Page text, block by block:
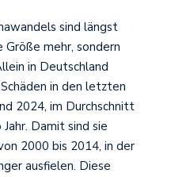
sind längst
mehr, sondern
in Deutschland
in den letzten
2024, im Durchschnitt
Damit sind sie
2000 bis 2014, in der
ausfielen. Diese